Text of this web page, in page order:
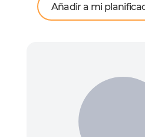
Añadir a mi